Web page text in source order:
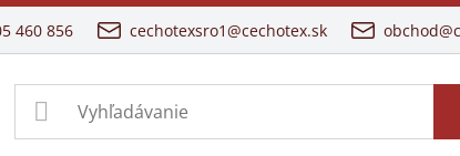
460 856 cechotexsro1@cechotex.sk